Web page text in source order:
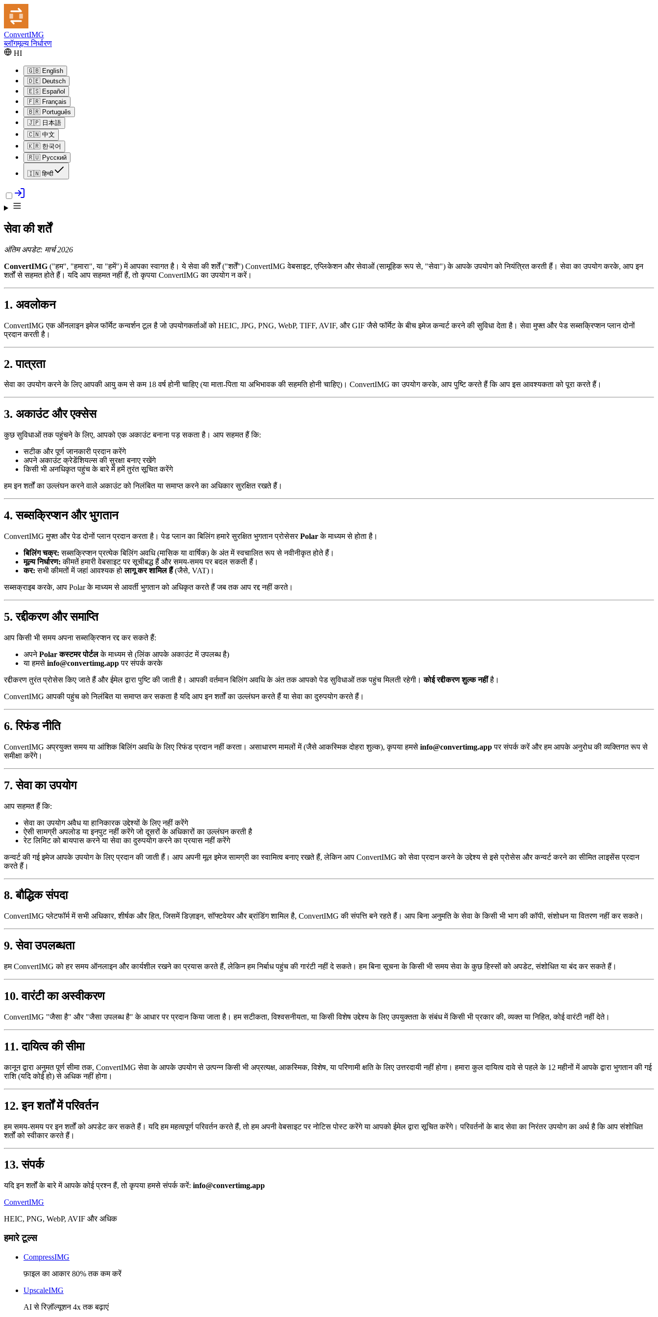
ConvertIMG
ब्लॉगमूल्य निर्धारण
HI
🇬🇧 English
🇩🇪 Deutsch
🇪🇸 Español
🇫🇷 Français
🇧🇷 Português
🇯🇵 日本語
🇨🇳 中文
🇰🇷 한국어
🇷🇺 Русский
🇮🇳 हिन्दी
सेवा की शर्तें
अंतिम अपडेट: मार्च 2026
ConvertIMG ("हम", "हमारा", या "हमें") में आपका स्वागत है। ये सेवा की शर्तें ("शर्तें") ConvertIMG वेबसाइट, एप्लिकेशन और सेवाओं (सामूहिक रूप से, "सेवा") के आपके उपयोग को नियंत्रित करती हैं। सेवा का उपयोग करके, आप इन
शर्तों से सहमत होते हैं। यदि आप सहमत नहीं हैं, तो कृपया ConvertIMG का उपयोग न करें।
1. अवलोकन
ConvertIMG एक ऑनलाइन इमेज फॉर्मेट कन्वर्शन टूल है जो उपयोगकर्ताओं को HEIC, JPG, PNG, WebP, TIFF, AVIF, और GIF जैसे फॉर्मेट के बीच इमेज कन्वर्ट करने की सुविधा देता है। सेवा मुफ्त और पेड सब्सक्रिप्शन प्लान दोनों
प्रदान करती है।
2. पात्रता
सेवा का उपयोग करने के लिए आपकी आयु कम से कम 18 वर्ष होनी चाहिए (या माता-पिता या अभिभावक की सहमति होनी चाहिए)। ConvertIMG का उपयोग करके, आप पुष्टि करते हैं कि आप इस आवश्यकता को पूरा करते हैं।
3. अकाउंट और एक्सेस
कुछ सुविधाओं तक पहुंचने के लिए, आपको एक अकाउंट बनाना पड़ सकता है। आप सहमत हैं कि:
सटीक और पूर्ण जानकारी प्रदान करेंगे
अपने अकाउंट क्रेडेंशियल्स की सुरक्षा बनाए रखेंगे
किसी भी अनधिकृत पहुंच के बारे में हमें तुरंत सूचित करेंगे
हम इन शर्तों का उल्लंघन करने वाले अकाउंट को निलंबित या समाप्त करने का अधिकार सुरक्षित रखते हैं।
4. सब्सक्रिप्शन और भुगतान
ConvertIMG मुफ्त और पेड दोनों प्लान प्रदान करता है। पेड प्लान का बिलिंग हमारे सुरक्षित भुगतान प्रोसेसरPolarके माध्यम से होता है।
बिलिंग चक्र: सब्सक्रिप्शन प्रत्येक बिलिंग अवधि (मासिक या वार्षिक) के अंत में स्वचालित रूप से नवीनीकृत होते हैं।
मूल्य निर्धारण: कीमतें हमारी वेबसाइट पर सूचीबद्ध हैं और समय-समय पर बदल सकती हैं।
कर: सभी कीमतों में जहां आवश्यक होलागू कर शामिल हैं(जैसे, VAT)।
सब्सक्राइब करके, आप Polar के माध्यम से आवर्ती भुगतान को अधिकृत करते हैं जब तक आप रद्द नहीं करते।
5. रद्दीकरण और समाप्ति
आप किसी भी समय अपना सब्सक्रिप्शन रद्द कर सकते हैं:
अपनेPolar कस्टमर पोर्टलके माध्यम से (लिंक आपके अकाउंट में उपलब्ध है)
या हमसे info@convertimg.appपर संपर्क करके
रद्दीकरण तुरंत प्रोसेस किए जाते हैं और ईमेल द्वारा पुष्टि की जाती है। आपकी वर्तमान बिलिंग अवधि के अंत तक आपको पेड सुविधाओं तक पहुंच मिलती रहेगी।कोई रद्दीकरण शुल्क नहींहै।
ConvertIMG आपकी पहुंच को निलंबित या समाप्त कर सकता है यदि आप इन शर्तों का उल्लंघन करते हैं या सेवा का दुरुपयोग करते हैं।
6. रिफंड नीति
ConvertIMG अप्रयुक्त समय या आंशिक बिलिंग अवधि के लिए रिफंड प्रदान नहीं करता। असाधारण मामलों में (जैसे आकस्मिक दोहरा शुल्क), कृपया हमसे info@convertimg.appपर संपर्क करें और हम आपके अनुरोध की व्यक्तिगत रूप से
समीक्षा करेंगे।
7. सेवा का उपयोग
आप सहमत हैं कि:
सेवा का उपयोग अवैध या हानिकारक उद्देश्यों के लिए नहीं करेंगे
ऐसी सामग्री अपलोड या इनपुट नहीं करेंगे जो दूसरों के अधिकारों का उल्लंघन करती है
रेट लिमिट को बायपास करने या सेवा का दुरुपयोग करने का प्रयास नहीं करेंगे
कन्वर्ट की गई इमेज आपके उपयोग के लिए प्रदान की जाती हैं। आप अपनी मूल इमेज सामग्री का स्वामित्व बनाए रखते हैं, लेकिन आप ConvertIMG को सेवा प्रदान करने के उद्देश्य से इसे प्रोसेस और कन्वर्ट करने का सीमित लाइसेंस प्रदान
करते हैं।
8. बौद्धिक संपदा
ConvertIMG प्लेटफॉर्म में सभी अधिकार, शीर्षक और हित, जिसमें डिज़ाइन, सॉफ्टवेयर और ब्रांडिंग शामिल है, ConvertIMG की संपत्ति बने रहते हैं। आप बिना अनुमति के सेवा के किसी भी भाग की कॉपी, संशोधन या वितरण नहीं कर सकते।
9. सेवा उपलब्धता
हम ConvertIMG को हर समय ऑनलाइन और कार्यशील रखने का प्रयास करते हैं, लेकिन हम निर्बाध पहुंच की गारंटी नहीं दे सकते। हम बिना सूचना के किसी भी समय सेवा के कुछ हिस्सों को अपडेट, संशोधित या बंद कर सकते हैं।
10. वारंटी का अस्वीकरण
ConvertIMG "जैसा है" और "जैसा उपलब्ध है" के आधार पर प्रदान किया जाता है। हम सटीकता, विश्वसनीयता, या किसी विशेष उद्देश्य के लिए उपयुक्तता के संबंध में किसी भी प्रकार की, व्यक्त या निहित, कोई वारंटी नहीं देते।
11. दायित्व की सीमा
कानून द्वारा अनुमत पूर्ण सीमा तक, ConvertIMG सेवा के आपके उपयोग से उत्पन्न किसी भी अप्रत्यक्ष, आकस्मिक, विशेष, या परिणामी क्षति के लिए उत्तरदायी नहीं होगा। हमारा कुल दायित्व दावे से पहले के 12 महीनों में आपके द्वारा भुगतान की गई
राशि (यदि कोई हो) से अधिक नहीं होगा।
12. इन शर्तों में परिवर्तन
हम समय-समय पर इन शर्तों को अपडेट कर सकते हैं। यदि हम महत्वपूर्ण परिवर्तन करते हैं, तो हम अपनी वेबसाइट पर नोटिस पोस्ट करेंगे या आपको ईमेल द्वारा सूचित करेंगे। परिवर्तनों के बाद सेवा का निरंतर उपयोग का अर्थ है कि आप संशोधित
शर्तों को स्वीकार करते हैं।
13. संपर्क
यदि इन शर्तों के बारे में आपके कोई प्रश्न हैं, तो कृपया हमसे संपर्क करें: info@convertimg.app
ConvertIMG
HEIC, PNG, WebP, AVIF और अधिक
हमारे टूल्स
CompressIMG
फ़ाइल का आकार 80% तक कम करें
UpscaleIMG
AI से रिज़ॉल्यूशन 4x तक बढ़ाएं